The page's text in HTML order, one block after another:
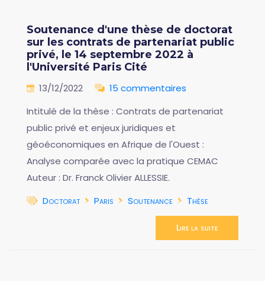
Soutenance d'une thèse de doctorat
sur les contrats de partenariat public
privé, le 14 septembre 2022 à
l'Université Paris Cité
13/12/2022
15 commentaires
Intitulé de la thèse : Contrats de partenariat
public privé et enjeux juridiques et
géoéconomiques en Afrique de l'Ouest :
Analyse comparée avec la pratique CEMAC
Auteur : Dr. Franck Olivier ALLESSIE.
Doctorat
Paris Soutenance Thèse
Lire la suite